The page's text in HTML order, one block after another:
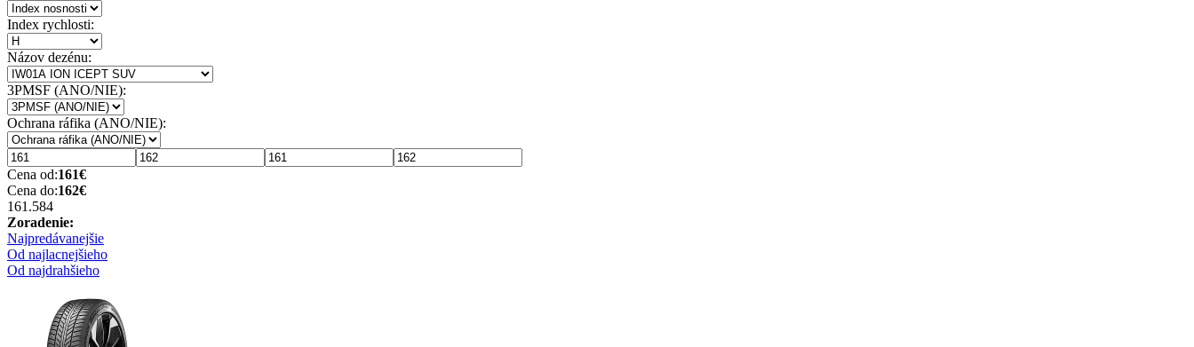
Index rychlosti:
Názov dezénu:
3PMSF (ANO/NIE):
Ochrana ráfika (ANO/NIE):
Cena od:161€
Cena do:162€
161.584
Zoradenie:
Najpredávanejšie
Od najlacnejšieho
Od najdrahšieho